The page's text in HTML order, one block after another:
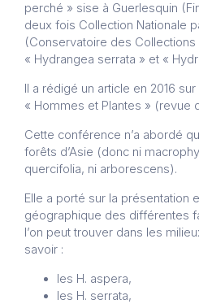
perché » sise à Guerlesquin
deux fois Collection Nationale
(Conservatoire des
« Hydrangea serrata » et «
Il a rédigé un article en 2016
« Hommes et Plantes » (revue
Cette conférence n’a abordé
forêts d’Asie (donc ni
quercifolia, ni arborescens).
Elle a porté sur la présentation
géographique des différentes
l’on peut trouver dans les
savoir :
les H. aspera,
les H. serrata,